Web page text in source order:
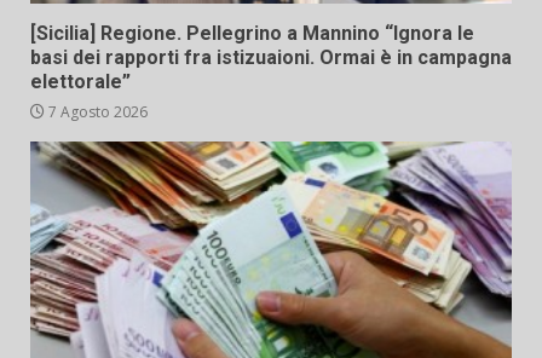
[Sicilia] Regione. Pellegrino a Mannino “Ignora le
basi dei rapporti fra istizuaioni. Ormai è in campagna
elettorale”
7 Agosto 2026